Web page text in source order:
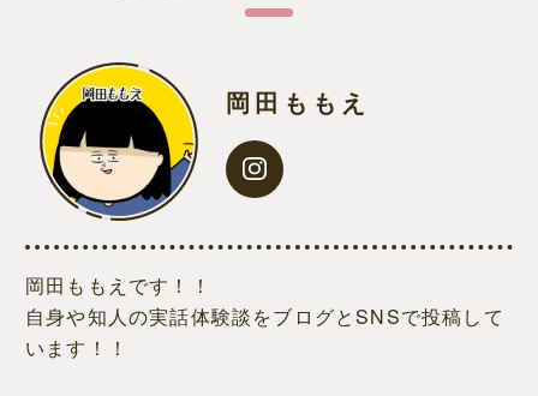
岡田ももえ
岡田ももえです！！
自身や知人の実話体験談をブログとSNSで投稿して
います！！